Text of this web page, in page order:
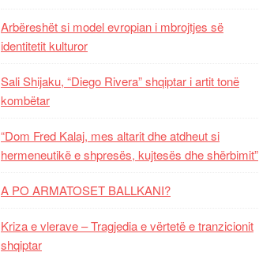
Arbëreshët si model evropian i mbrojtjes së
identitetit kulturor
Sali Shijaku, “Diego Rivera” shqiptar i artit tonë
kombëtar
“Dom Fred Kalaj, mes altarit dhe atdheut si
hermeneutikë e shpresës, kujtesës dhe shërbimit”
A PO ARMATOSET BALLKANI?
Kriza e vlerave – Tragjedia e vërtetë e tranzicionit
shqiptar